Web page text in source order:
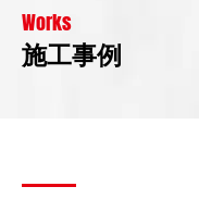
Works
施工事例